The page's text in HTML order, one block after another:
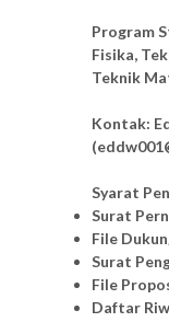
Program
Fisika,
Teknik
Kontak:
Syarat
Surat
File
Surat
File
Daftar